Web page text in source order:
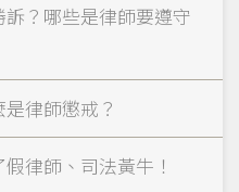
？哪些是律師要遵守
律師懲戒？
律師、司法黃牛！